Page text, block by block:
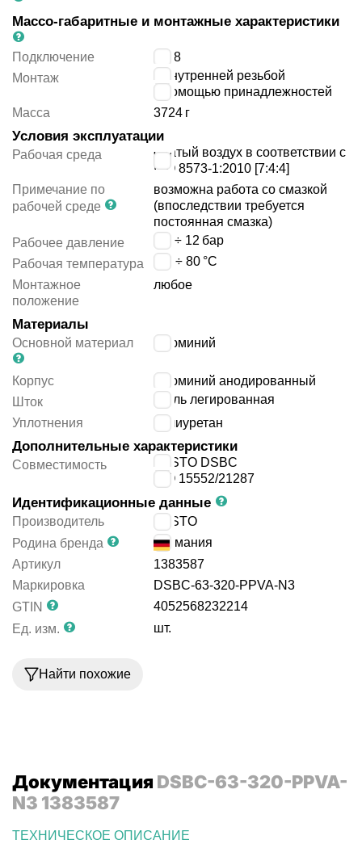
Массо-габаритные и монтажные характеристики
Подключение
G3/8
Монтаж
с внутренней резьбой
с помощью принадлежностей
Масса
3724 г
Условия эксплуатации
Рабочая среда
сжатый воздух в соответствии с
ISO 8573-1:2010 [7:4:4]
Примечание по
рабочей среде
возможна работа со смазкой
(впоследствии требуется
постоянная смазка)
Рабочее давление
0.4 ÷ 12 бар
Рабочая температура
-20 ÷ 80 °C
Монтажное
положение
любое
Материалы
Основной материал алюминий
Корпус
алюминий анодированный
Шток
сталь легированная
Уплотнения
полиуретан
Дополнительные характеристики
Совместимость
FESTO DSBC
ISO 15552/21287
Идентификационные данные
Производитель
FESTO
Родина бренда
Германия
Артикул
1383587
Маркировка
DSBC-63-320-PPVA-N3
GTIN
4052568232214
Ед. изм.
шт.
Найти похожие
Документация DSBC-63-320-PPVA-
N3 1383587
ТЕХНИЧЕСКОЕ ОПИСАНИЕ